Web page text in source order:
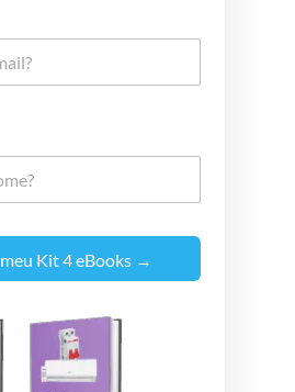
Kit 4 eBooks →